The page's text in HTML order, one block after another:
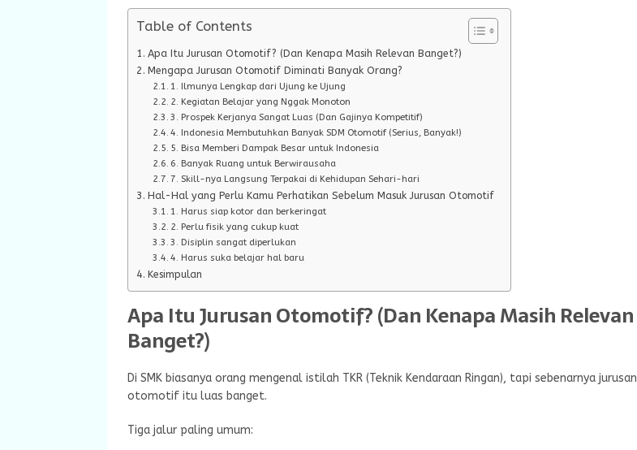
Table of Contents
Apa Itu Jurusan Otomotif? (Dan Kenapa Masih Relevan Banget?)
Mengapa Jurusan Otomotif Diminati Banyak Orang?
1. Ilmunya Lengkap dari Ujung ke Ujung
2. Kegiatan Belajar yang Nggak Monoton
3. Prospek Kerjanya Sangat Luas (Dan Gajinya Kompetitif)
4. Indonesia Membutuhkan Banyak SDM Otomotif (Serius, Banyak!)
5. Bisa Memberi Dampak Besar untuk Indonesia
6. Banyak Ruang untuk Berwirausaha
7. Skill-nya Langsung Terpakai di Kehidupan Sehari-hari
Hal-Hal yang Perlu Kamu Perhatikan Sebelum Masuk Jurusan Otomotif
1. Harus siap kotor dan berkeringat
2. Perlu fisik yang cukup kuat
3. Disiplin sangat diperlukan
4. Harus suka belajar hal baru
Kesimpulan
Apa Itu Jurusan Otomotif? (Dan Kenapa Masih Relevan
Banget?)
Di SMK biasanya orang mengenal istilah TKR (Teknik Kendaraan Ringan), tapi sebenarnya jurusan
otomotif itu luas banget.
Tiga jalur paling umum: